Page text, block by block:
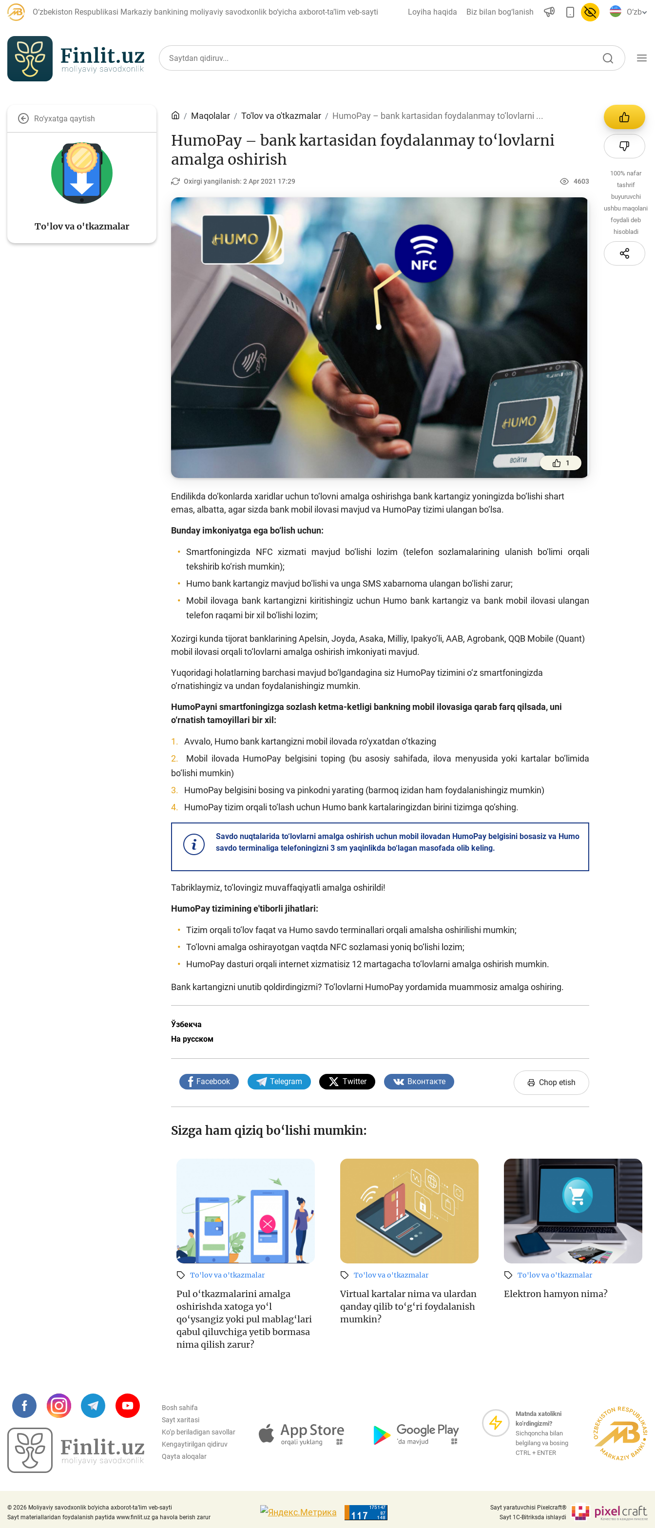
O‘zbekiston Respublikasi Markaziy bankining moliyaviy savodxonlik bo‘yicha axborot-ta’lim veb-sayti Loyiha haqida Biz bilan bog‘lanish O‘zb
Bank agentlari uchun Pul Islom moliyasi
Depozit (omonatlar) Kredit Budjet
Moliya bozori
Pul-kredit siyosati va
uning elementlari
Bank xizmatlari
iste'molchilari
Kichik va oʻrta biznes
vakillari uchun onlayn
oʻquv dastur
Loyihalar
Interaktiv xizmatlar
Loyiha haqida
Kengaytirilgan qidiruv
Ro‘yxatga qaytish
To'lov va o'tkazmalar
Maqolalar To'lov va o'tkazmalar HumoPay – bank kartasidan foydalanmay to‘lovlarni ...
HumoPay – bank kartasidan foydalanmay to‘lovlarni
amalga oshirish
Oxirgi yangilanish: 2 Apr 2021 17:29 4603
1
Endilikda do‘konlarda xaridlar uchun to‘lovni amalga oshirishga bank kartangiz yoningizda bo‘lishi shart
emas, albatta, agar sizda bank mobil ilovasi mavjud va HumoPay tizimi ulangan bo‘lsa.
Bunday imkoniyatga ega bo‘lish uchun:
Smartfoningizda NFC xizmati mavjud bo‘lishi lozim (telefon sozlamalarining ulanish bo‘limi orqali
tekshirib ko‘rish mumkin);
Humo bank kartangiz mavjud bo‘lishi va unga SMS xabarnoma ulangan bo‘lishi zarur;
Mobil ilovaga bank kartangizni kiritishingiz uchun Humo bank kartangiz va bank mobil ilovasi ulangan
telefon raqami bir xil bo‘lishi lozim;
Xozirgi kunda tijorat banklarining Apelsin, Joyda, Asaka, Milliy, Ipakyo’li, AAB, Agrobank, QQB Mobile (Quant)
mobil ilovasi orqali to‘lovlarni amalga oshirish imkoniyati mavjud.
Yuqoridagi holatlarning barchasi mavjud bo‘lgandagina siz HumoPay tizimini o‘z smartfoningizda
o‘rnatishingiz va undan foydalanishingiz mumkin.
HumoPayni smartfoningizga sozlash ketma-ketligi bankning mobil ilovasiga qarab farq qilsada, uni
o‘rnatish tamoyillari bir xil:
Avvalo, Humo bank kartangizni mobil ilovada ro‘yxatdan o‘tkazing
Mobil ilovada HumoPay belgisini toping (bu asosiy sahifada, ilova menyusida yoki kartalar bo‘limida
bo‘lishi mumkin)
HumoPay belgisini bosing va pinkodni yarating (barmoq izidan ham foydalanishingiz mumkin)
HumoPay tizim orqali to‘lash uchun Humo bank kartalaringizdan birini tizimga qo‘shing.
Savdo nuqtalarida to‘lovlarni amalga oshirish uchun mobil ilovadan HumoPay belgisini bosasiz va Humo
savdo terminaliga telefoningizni 3 sm yaqinlikda bo‘lagan masofada olib keling.
Tabriklaymiz, to‘lovingiz muvaffaqiyatli amalga oshirildi!
HumoPay tizimining e'tiborli jihatlari:
Tizim orqali to‘lov faqat va Humo savdo terminallari orqali amalsha oshirilishi mumkin;
To‘lovni amalga oshirayotgan vaqtda NFC sozlamasi yoniq bo‘lishi lozim;
HumoPay dasturi orqali internet xizmatisiz 12 martagacha to‘lovlarni amalga oshirish mumkin.
Bank kartangizni unutib qoldirdingizmi? To‘lovlarni HumoPay yordamida muammosiz amalga oshiring.
Ўзбекча
На русском
Facebook Telegram Twitter Вконтакте Chop etish
100% nafar
tashrif
buyuruvchi
ushbu maqolani
foydali deb
hisobladi
Sizga ham qiziq bo‘lishi mumkin:
To'lov va o'tkazmalar
Pul o‘tkazmalarini amalga
oshirishda xatoga yo‘l
qo‘ysangiz yoki pul mablag‘lari
qabul qiluvchiga yetib bormasa
nima qilish zarur?
To'lov va o'tkazmalar
Virtual kartalar nima va ulardan
qanday qilib to‘g‘ri foydalanish
mumkin?
To'lov va o'tkazmalar
Elektron hamyon nima?
Bosh sahifa
Sayt xaritasi
Ko‘p beriladigan savollar
Kengaytirilgan qidiruv
Qayta aloqalar
Matnda xatolikni
ko‘rdingizmi?
Sichqoncha bilan
belgilang va bosing
CTRL + ENTER
© 2026 Moliyaviy savodxonlik bo‘yicha axborot-ta’lim veb-sayti
Sayt materiallaridan foydalanish paytida www.finlit.uz ga havola berish zarur
Sayt yaratuvchisi Pixelcraft®
Sayt 1C-Bitriksda ishlaydi